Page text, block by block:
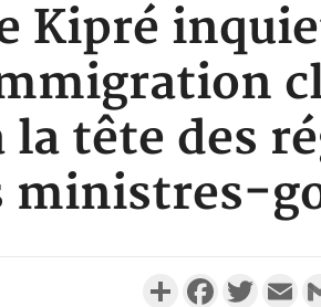
Kipré
tête des
ministres-
PartagerFacebookTwitter